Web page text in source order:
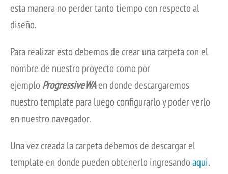
esta manera no perder tanto tiempo con respecto al
diseño.
Para realizar esto debemos de crear una carpeta con el
nombre de nuestro proyecto como por
ejemploProgressiveWAen donde descargaremos
nuestro template para luego configurarlo y poder verlo
en nuestro navegador.
Una vez creada la carpeta debemos de descargar el
template en donde pueden obtenerlo ingresandoaqui.